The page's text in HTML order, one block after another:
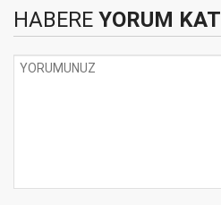
HABERE YORUM KAT